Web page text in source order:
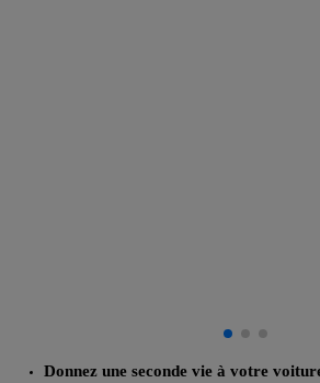
Donnez une seconde vie à votre